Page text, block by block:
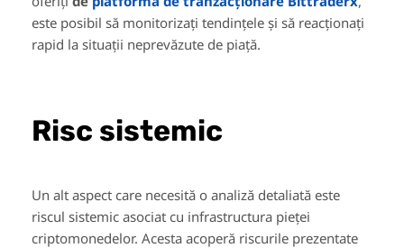
este posibil să monitorizați tendințele și să reacționați
rapid la situații neprevăzute de piață.
Risc sistemic
Un alt aspect care necesită o analiză detaliată este
riscul sistemic asociat cu infrastructura pieței
criptomonedelor. Acesta acoperă riscurile prezentate